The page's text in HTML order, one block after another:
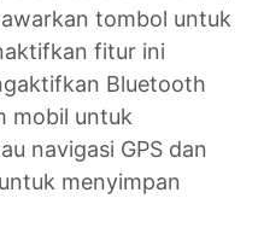
tombol untuk
fitur ini
Bluetooth
mobil untuk
navigasi GPS dan
menyimpan